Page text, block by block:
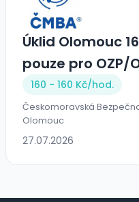
Úklid Olomouc
pouze pro OZP/
160 - 160 Kč/hod.
Českomoravská
Olomouc
27.07.2026